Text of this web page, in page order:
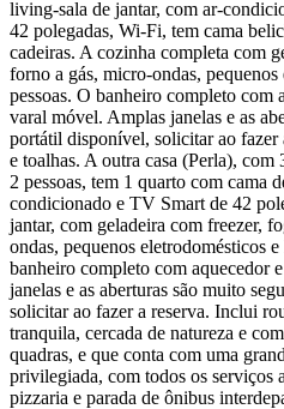
living-sala de jantar, com ar-
42 polegadas, Wi-Fi, tem cama
cadeiras. A cozinha completa com
forno a gás, micro-ondas,
pessoas. O banheiro completo com
varal móvel. Amplas janelas e as
portátil disponível, solicitar ao fazer
e toalhas. A outra casa (Perla),
2 pessoas, tem 1 quarto com cama
condicionado e TV Smart de 42
jantar, com geladeira com freezer,
ondas, pequenos eletrodomésticos
banheiro completo com aquecedor
janelas e as aberturas são muito
solicitar ao fazer a reserva. Inclui
tranquila, cercada de natureza e
quadras, e que conta com uma
privilegiada, com todos os serviços
pizzaria e parada de ônibus